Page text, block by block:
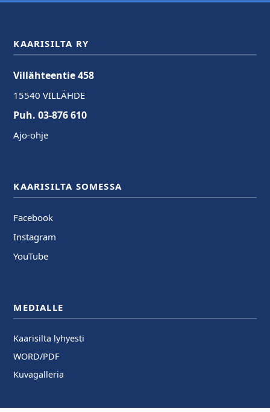
KAARISILTA RY
Villähteentie 458
15540 VILLÄHDE
Puh. 03-876 610
Ajo-ohje
KAARISILTA SOMESSA
Facebook
Instagram
YouTube
MEDIALLE
Kaarisilta lyhyesti
WORD/PDF
Kuvagalleria